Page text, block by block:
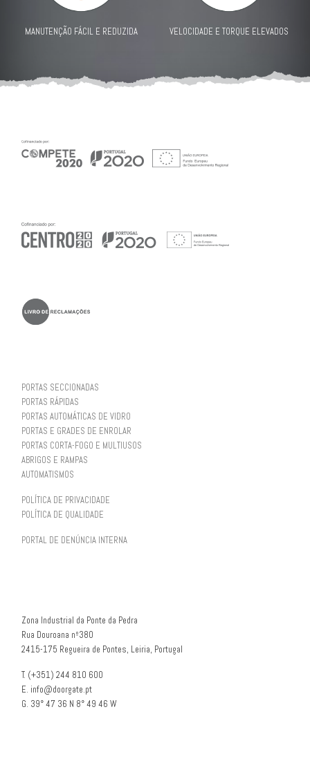
MANUTENÇÃO FÁCIL E REDUZIDA VELOCIDADE E TORQUE ELEVADOS
PORTAS SECCIONADAS
PORTAS RÁPIDAS
PORTAS AUTOMÁTICAS DE VIDRO
PORTAS E GRADES DE ENROLAR
PORTAS CORTA-FOGO E MULTIUSOS
ABRIGOS E RAMPAS
AUTOMATISMOS
POLÍTICA DE PRIVACIDADE
POLÍTICA DE QUALIDADE
PORTAL DE DENÚNCIA INTERNA
Zona Industrial da Ponte da Pedra
Rua Douroana nº380
2415-175 Regueira de Pontes, Leiria, Portugal
T. (+351) 244 810 600
E. info@doorgate.pt
G. 39° 47 36 N 8° 49 46 W